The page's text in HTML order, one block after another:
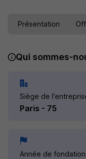
Présentation
Qui sommes-
Siège de
Paris - 75
Année de fondation